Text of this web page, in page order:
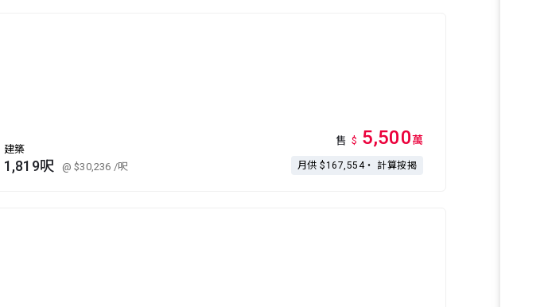
建築
1,819呎 @ $30,236 /呎
售 $ 5,500萬
月供 $167,554・ 計算按揭